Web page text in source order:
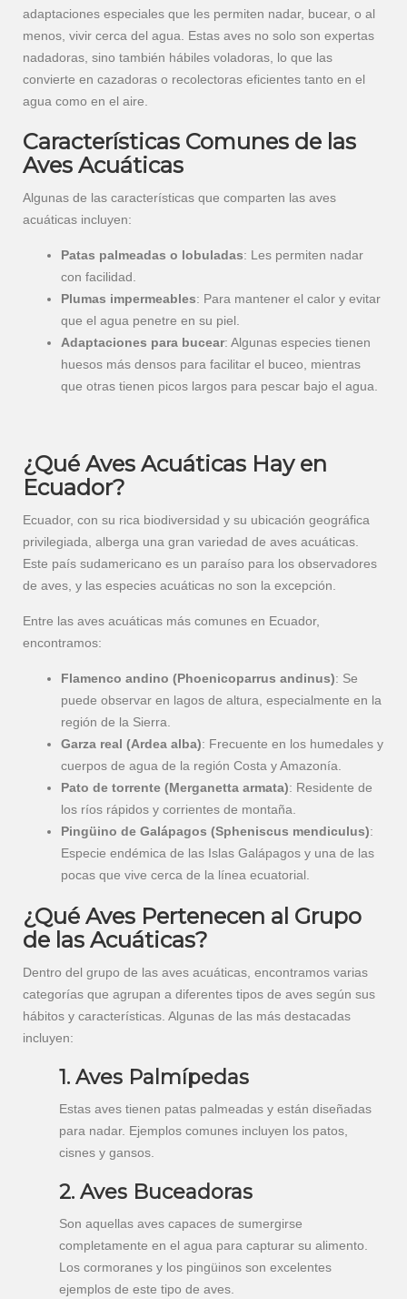
adaptaciones especiales que les permiten nadar, bucear, o al
menos, vivir cerca del agua. Estas aves no solo son expertas
nadadoras, sino también hábiles voladoras, lo que las
convierte en cazadoras o recolectoras eficientes tanto en el
agua como en el aire.
Características Comunes de las
Aves Acuáticas
Algunas de las características que comparten las aves
acuáticas incluyen:
Patas palmeadas o lobuladas: Les permiten nadar
con facilidad.
Plumas impermeables: Para mantener el calor y evitar
que el agua penetre en su piel.
Adaptaciones para bucear: Algunas especies tienen
huesos más densos para facilitar el buceo, mientras
que otras tienen picos largos para pescar bajo el agua.
¿Qué Aves Acuáticas Hay en
Ecuador?
Ecuador, con su rica biodiversidad y su ubicación geográfica
privilegiada, alberga una gran variedad de aves acuáticas.
Este país sudamericano es un paraíso para los observadores
de aves, y las especies acuáticas no son la excepción.
Entre las aves acuáticas más comunes en Ecuador,
encontramos:
Flamenco andino (Phoenicoparrus andinus): Se
puede observar en lagos de altura, especialmente en la
región de la Sierra.
Garza real (Ardea alba): Frecuente en los humedales y
cuerpos de agua de la región Costa y Amazonía.
Pato de torrente (Merganetta armata): Residente de
los ríos rápidos y corrientes de montaña.
Pingüino de Galápagos (Spheniscus mendiculus):
Especie endémica de las Islas Galápagos y una de las
pocas que vive cerca de la línea ecuatorial.
¿Qué Aves Pertenecen al Grupo
de las Acuáticas?
Dentro del grupo de las aves acuáticas, encontramos varias
categorías que agrupan a diferentes tipos de aves según sus
hábitos y características. Algunas de las más destacadas
incluyen:
1. Aves Palmípedas
Estas aves tienen patas palmeadas y están diseñadas
para nadar. Ejemplos comunes incluyen los patos,
cisnes y gansos.
2. Aves Buceadoras
Son aquellas aves capaces de sumergirse
completamente en el agua para capturar su alimento.
Los cormoranes y los pingüinos son excelentes
ejemplos de este tipo de aves.